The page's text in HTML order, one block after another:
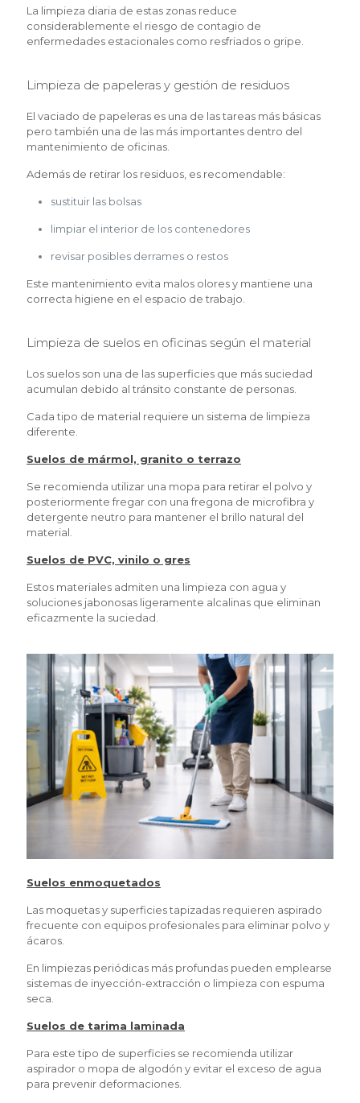
La limpieza diaria de estas zonas reduce
considerablemente el riesgo de contagio de
enfermedades estacionales como resfriados o gripe.
Limpieza de papeleras y gestión de residuos
El vaciado de papeleras es una de las tareas más básicas
pero también una de las más importantes dentro del
mantenimiento de oficinas.
Además de retirar los residuos, es recomendable:
sustituir las bolsas
limpiar el interior de los contenedores
revisar posibles derrames o restos
Este mantenimiento evita malos olores y mantiene una
correcta higiene en el espacio de trabajo.
Limpieza de suelos en oficinas según el material
Los suelos son una de las superficies que más suciedad
acumulan debido al tránsito constante de personas.
Cada tipo de material requiere un sistema de limpieza
diferente.
Suelos de mármol, granito o terrazo
Se recomienda utilizar una mopa para retirar el polvo y
posteriormente fregar con una fregona de microfibra y
detergente neutro para mantener el brillo natural del
material.
Suelos de PVC, vinilo o gres
Estos materiales admiten una limpieza con agua y
soluciones jabonosas ligeramente alcalinas que eliminan
eficazmente la suciedad.
Suelos enmoquetados
Las moquetas y superficies tapizadas requieren aspirado
frecuente con equipos profesionales para eliminar polvo y
ácaros.
En limpiezas periódicas más profundas pueden emplearse
sistemas de inyección-extracción o limpieza con espuma
seca.
Suelos de tarima laminada
Para este tipo de superficies se recomienda utilizar
aspirador o mopa de algodón y evitar el exceso de agua
para prevenir deformaciones.